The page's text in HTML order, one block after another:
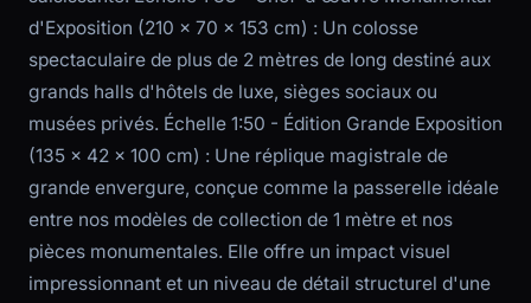
d'Exposition (210 x 70 x 153 cm) : Un colosse
spectaculaire de plus de 2 mètres de long destiné aux
grands halls d'hôtels de luxe, sièges sociaux ou
musées privés. Échelle 1:50 - Édition Grande Exposition
(135 x 42 x 100 cm) : Une réplique magistrale de
grande envergure, conçue comme la passerelle idéale
entre nos modèles de collection de 1 mètre et nos
pièces monumentales. Elle offre un impact visuel
impressionnant et un niveau de détail structurel d'une